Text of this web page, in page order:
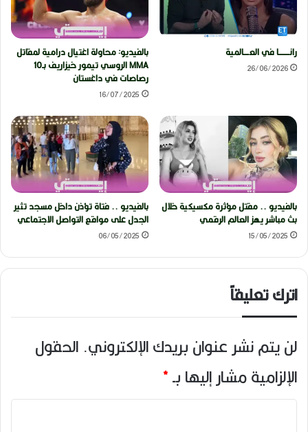
رانــــــــا في العــــالمية
26/06/2026
بالفيديو: محاولة اغتيال درامية لمقاتل
MMA الروسي تيمور خيزاريف بـ10
رصاصات في داغستان
16/07/2025
بالفيديو .. مقتل مؤثرة مكسيكية خلال
بث مباشر يهز العالم الرقمي
15/05/2025
بالفيديو .. فتاة تؤذن داخل مسجد تثير
الجدل على مواقع التواصل الاجتماعي
06/05/2025
اترك تعليقاً
لن يتم نشر عنوان بريدك الإلكتروني. الحقول
الإلزامية مشار إليها بـ*
ا